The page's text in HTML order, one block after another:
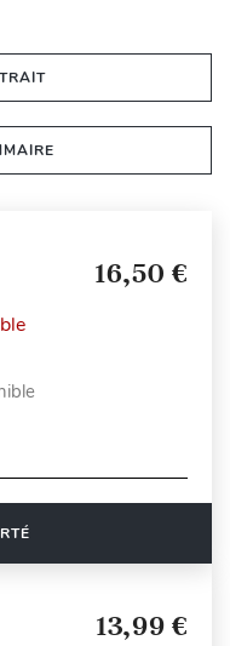
16,50 €
13,99 €